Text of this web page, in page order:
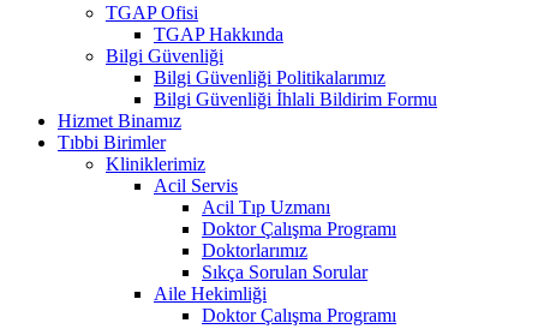
TGAP Ofisi
TGAP Hakkında
Bilgi Güvenliği
Bilgi Güvenliği Politikalarımız
Bilgi Güvenliği İhlali Bildirim Formu
Hizmet Binamız
Tıbbi Birimler
Kliniklerimiz
Acil Servis
Acil Tıp Uzmanı
Doktor Çalışma Programı
Doktorlarımız
Sıkça Sorulan Sorular
Aile Hekimliği
Doktor Çalışma Programı